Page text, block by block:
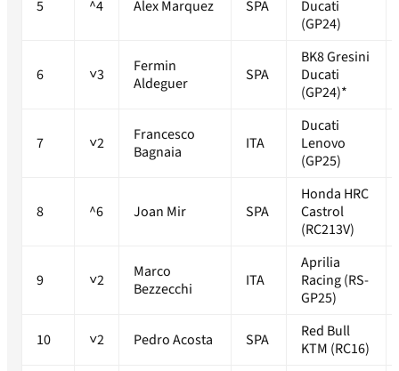
5 ^4 Alex Marquez SPA
Ducati
(GP24)
6 ˅3
Fermin
Aldeguer
SPA
BK8 Gresini
Ducati
(GP24)*
7 ˅2
Francesco
Bagnaia
ITA
Ducati
Lenovo
(GP25)
8 ^6 Joan Mir SPA
Honda HRC
Castrol
(RC213V)
9 ˅2
Marco
Bezzecchi
ITA
Aprilia
Racing (RS-
GP25)
10 ˅2 Pedro Acosta SPA
Red Bull
KTM (RC16)